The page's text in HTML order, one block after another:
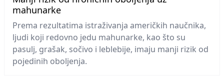
mahunarke
Prema rezultatima istraživanja američkih naučnika,
ljudi koji redovno jedu mahunarke, kao što su
pasulj, grašak, sočivo i leblebije, imaju manji rizik od
pojedinih oboljenja.